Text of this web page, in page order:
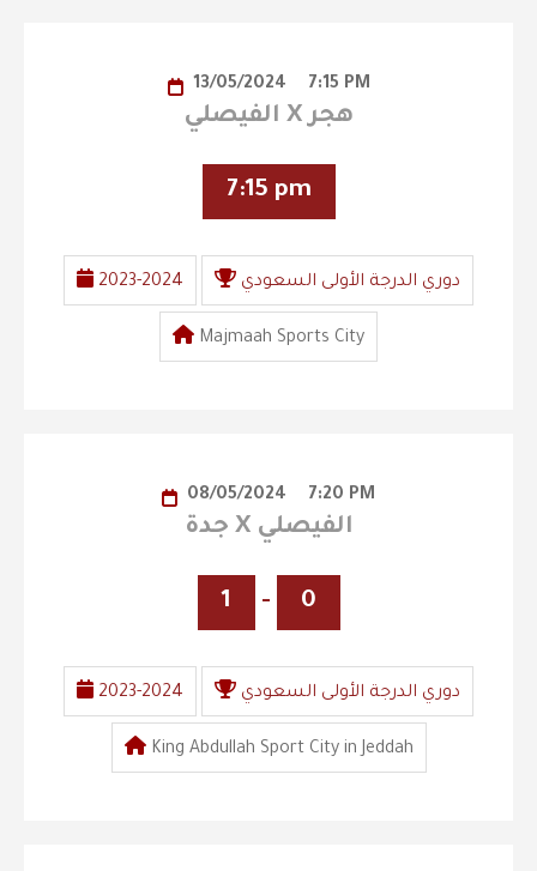
13/05/2024 7:15 PM
الفيصلي X هجر
7:15 pm
2023-2024 دوري الدرجة الأولى السعودي
Majmaah Sports City
08/05/2024 7:20 PM
جدة X الفيصلي
1 - 0
2023-2024 دوري الدرجة الأولى السعودي
King Abdullah Sport City in Jeddah